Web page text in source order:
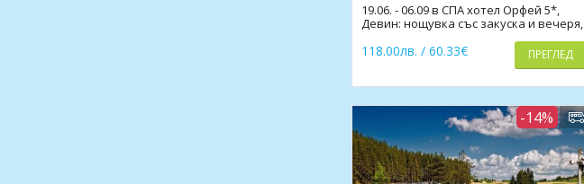
19.06. - 06.09 в СПА хотел Орфей 5*,
Девин: нощувка със закуска и вечеря,
СПА,мин. басейн
118.00лв. / 60.33€ ПРЕГЛЕД
-14%